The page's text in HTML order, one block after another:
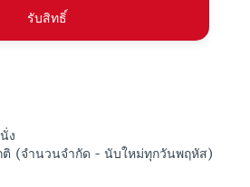
รับสิทธิ์
ง
(จำนวนจำกัด - นับใหม่ทุกวันพฤหัส)